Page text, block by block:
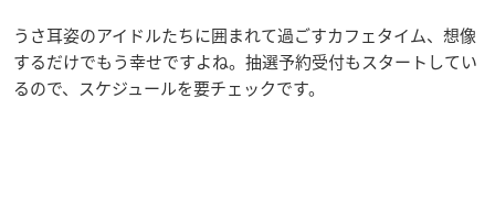
うさ耳姿のアイドルたちに囲まれて過ごすカフェタイム、想像
するだけでもう幸せですよね。抽選予約受付もスタートしてい
るので、スケジュールを要チェックです。